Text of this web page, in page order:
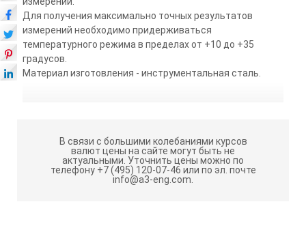
Для получения максимально точных результатов
измерений необходимо придерживаться
температурного режима в пределах от +10 до +35
градусов.
Материал изготовления - инструментальная сталь.
В связи с большими колебаниями курсов
валют цены на сайте могут быть не
актуальными. Уточнить цены можно по
телефону +7 (495) 120-07-46 или по эл. почте
info@a3-eng.com.